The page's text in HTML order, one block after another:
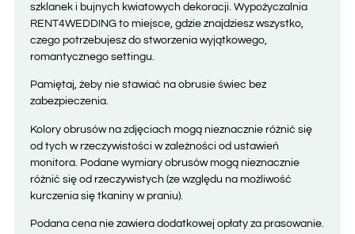
szklanek i bujnych kwiatowych dekoracji. Wypożyczalnia
RENT4WEDDING to miejsce, gdzie znajdziesz wszystko,
czego potrzebujesz do stworzenia wyjątkowego,
romantycznego settingu.
Pamiętaj, żeby nie stawiać na obrusie świec bez
zabezpieczenia.
Kolory obrusów na zdjęciach mogą nieznacznie różnić się
od tych w rzeczywistości w zależności od ustawień
monitora. Podane wymiary obrusów mogą nieznacznie
różnić się od rzeczywistych (ze względu na możliwość
kurczenia się tkaniny w praniu).
Podana cena nie zawiera dodatkowej opłaty za prasowanie.